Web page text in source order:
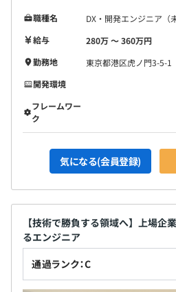
職種名
DX・開発エンジニア（
給与
280万 〜 360万円
勤務地
東京都港区虎ノ門3-5-1
開発環境
フレームワー
ク
気になる(会員登録)
【技術で勝負する領域へ】上場
るエンジニア
通過ランク：C